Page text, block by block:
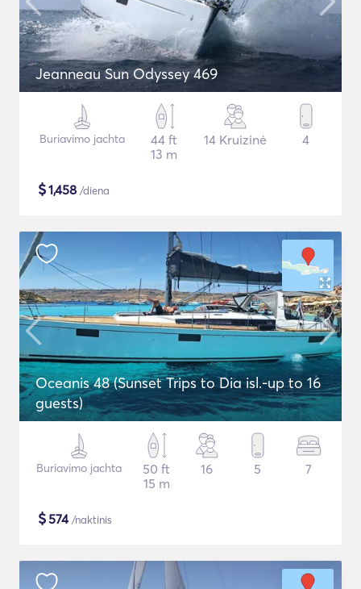
Jeanneau Sun Odyssey 469
Buriavimo jachta
44 ft
13 m
14 Kruizinė 4
$1,458 /diena
Oceanis 48 (Sunset Trips to Dia isl.-up to 16
guests)
Buriavimo jachta
50 ft
15 m
16 5 7
$574/naktinis